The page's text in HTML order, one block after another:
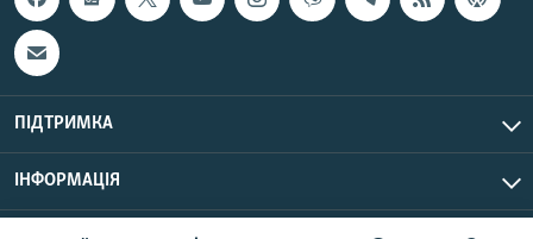
ПІДТРИМКА
ІНФОРМАЦІЯ